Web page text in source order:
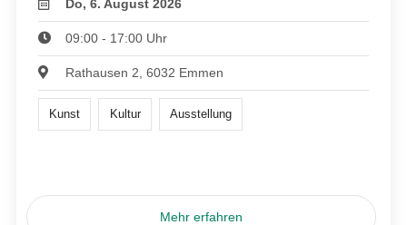
Do, 6. August 2026
09:00 - 17:00 Uhr
Rathausen 2, 6032 Emmen
Kunst Kultur Ausstellung
Mehr erfahren